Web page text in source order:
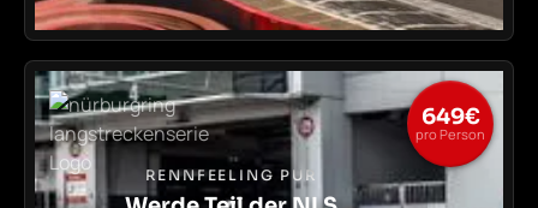
RENNFEELING PUR
649€
pro Person